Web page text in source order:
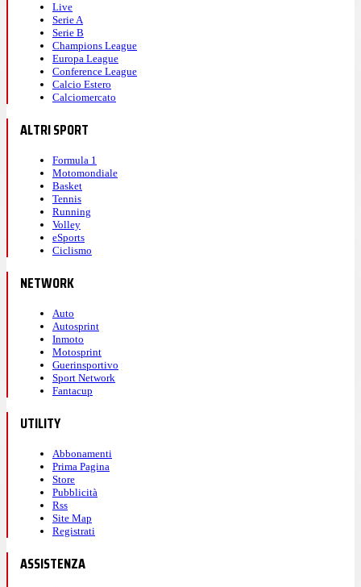
Live
Serie A
Serie B
Champions League
Europa League
Conference League
Calcio Estero
Calciomercato
ALTRI SPORT
Formula 1
Motomondiale
Basket
Tennis
Running
Volley
eSports
Ciclismo
NETWORK
Auto
Autosprint
Inmoto
Motosprint
Guerinsportivo
Sport Network
Fantacup
UTILITY
Abbonamenti
Prima Pagina
Store
Pubblicità
Rss
Site Map
Registrati
ASSISTENZA